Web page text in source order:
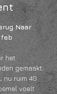
Naar
het
gemaakt.
nu ruim 40
voelt